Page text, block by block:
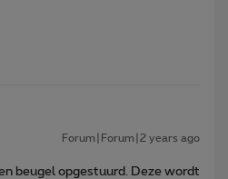
Forum|Forum|2 years ago
beugel opgestuurd. Deze wordt